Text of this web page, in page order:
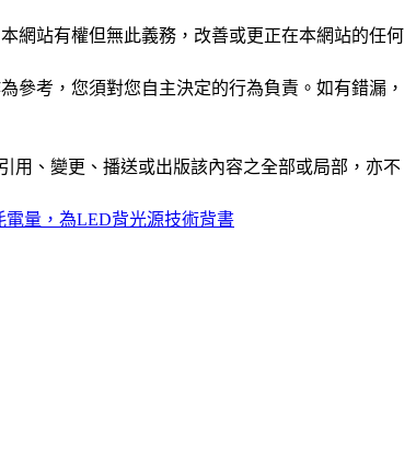
網站有權但無此義務，改善或更正在本網站的任何
參考，您須對您自主決定的行為負責。如有錯漏，
用、變更、播送或出版該內容之全部或局部，亦不
量，為LED背光源技術背書